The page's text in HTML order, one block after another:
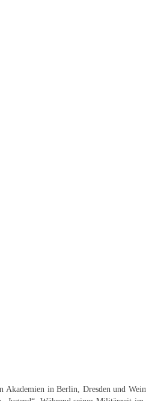
in Berlin, Dresden und